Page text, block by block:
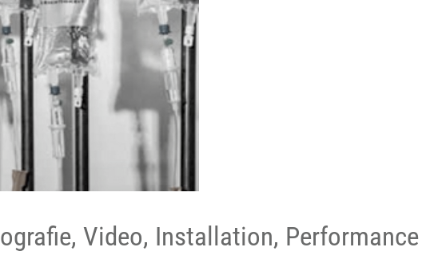
Video, Installation, Performance